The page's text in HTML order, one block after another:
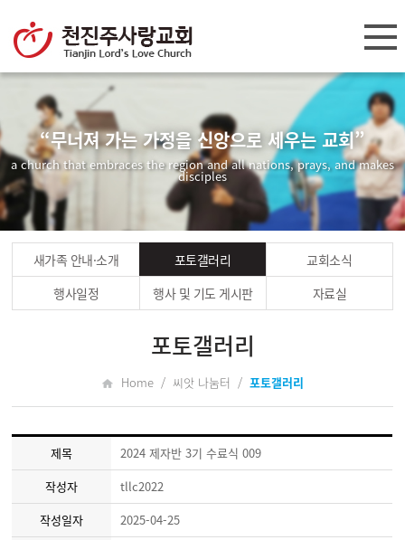
“무너져 가는 가정을 신앙으로 세우는 교회”
a church that embraces the region and all nations, prays, and makes
disciples
새가족 안내·소개 포토갤러리
교회소식
행사일정
행사 및 기도 게시판 자료실
포토갤러리
Home / 씨앗 나눔터 / 포토갤러리
제목
2024 제자반 3기 수료식 009
작성자
tllc2022
작성일자
2025-04-25